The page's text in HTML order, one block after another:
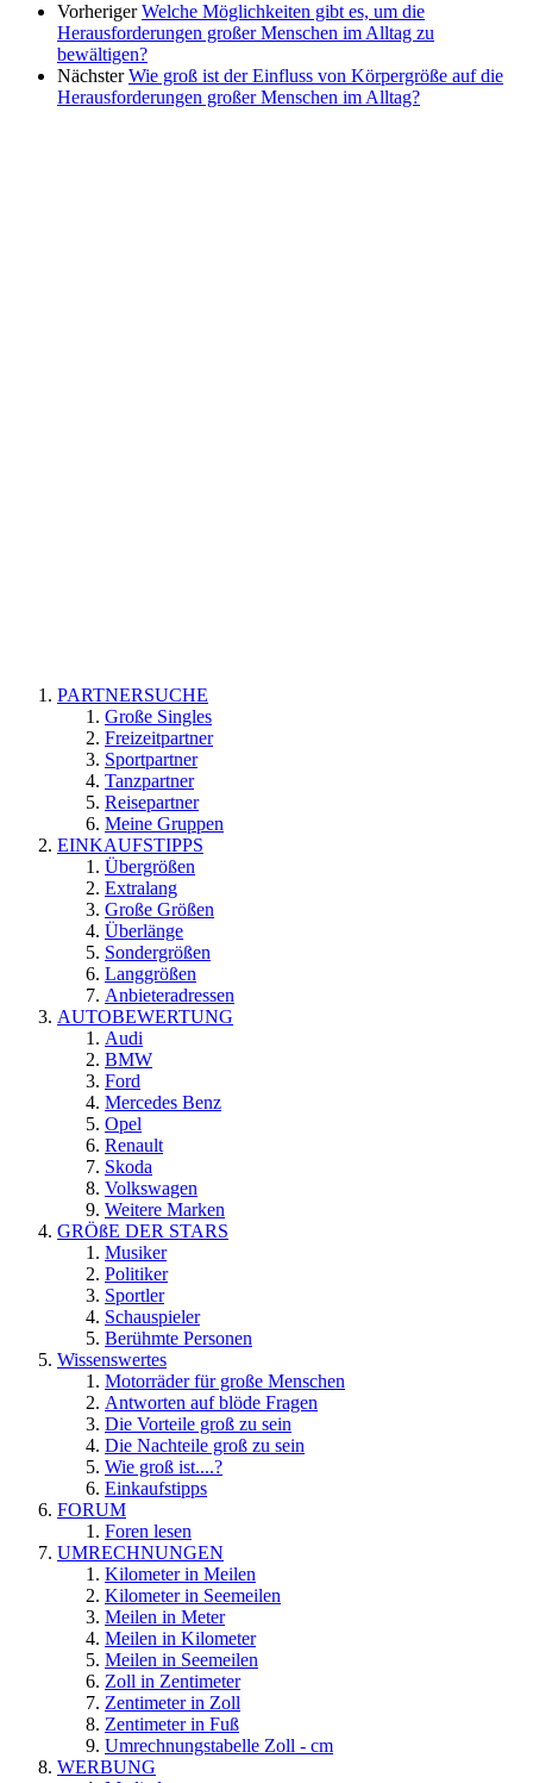
Vorheriger Welche Möglichkeiten gibt es, um die
Herausforderungen großer Menschen im Alltag zu
bewältigen?
Nächster Wie groß ist der Einfluss von Körpergröße auf die
Herausforderungen großer Menschen im Alltag?
PARTNERSUCHE
Große Singles
Freizeitpartner
Sportpartner
Tanzpartner
Reisepartner
Meine Gruppen
EINKAUFSTIPPS
Übergrößen
Extralang
Große Größen
Überlänge
Sondergrößen
Langgrößen
Anbieteradressen
AUTOBEWERTUNG
Audi
BMW
Ford
Mercedes Benz
Opel
Renault
Skoda
Volkswagen
Weitere Marken
GRÖßE DER STARS
Musiker
Politiker
Sportler
Schauspieler
Berühmte Personen
Wissenswertes
Motorräder für große Menschen
Antworten auf blöde Fragen
Die Vorteile groß zu sein
Die Nachteile groß zu sein
Wie groß ist....?
Einkaufstipps
FORUM
Foren lesen
UMRECHNUNGEN
Kilometer in Meilen
Kilometer in Seemeilen
Meilen in Meter
Meilen in Kilometer
Meilen in Seemeilen
Zoll in Zentimeter
Zentimeter in Zoll
Zentimeter in Fuß
Umrechnungstabelle Zoll - cm
WERBUNG